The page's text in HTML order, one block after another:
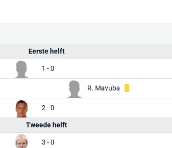
Eerste helft
1 - 0
R. Mavuba
2 - 0
Tweede helft
3 - 0